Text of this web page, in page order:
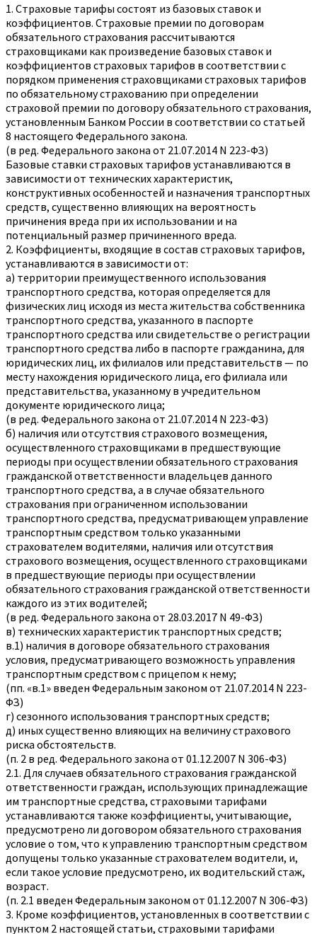
1. Страховые тарифы состоят из базовых ставок и
коэффициентов. Страховые премии по договорам
обязательного страхования рассчитываются
страховщиками как произведение базовых ставок и
коэффициентов страховых тарифов в соответствии с
порядком применения страховщиками страховых тарифов
по обязательному страхованию при определении
страховой премии по договору обязательного страхования,
установленным Банком России в соответствии со статьей
8 настоящего Федерального закона.
(в ред. Федерального закона от 21.07.2014 N 223-ФЗ)
Базовые ставки страховых тарифов устанавливаются в
зависимости от технических характеристик,
конструктивных особенностей и назначения транспортных
средств, существенно влияющих на вероятность
причинения вреда при их использовании и на
потенциальный размер причиненного вреда.
2. Коэффициенты, входящие в состав страховых тарифов,
устанавливаются в зависимости от:
а) территории преимущественного использования
транспортного средства, которая определяется для
физических лиц исходя из места жительства собственника
транспортного средства, указанного в паспорте
транспортного средства или свидетельстве о регистрации
транспортного средства либо в паспорте гражданина, для
юридических лиц, их филиалов или представительств — по
месту нахождения юридического лица, его филиала или
представительства, указанному в учредительном
документе юридического лица;
(в ред. Федерального закона от 21.07.2014 N 223-ФЗ)
б) наличия или отсутствия страхового возмещения,
осуществленного страховщиками в предшествующие
периоды при осуществлении обязательного страхования
гражданской ответственности владельцев данного
транспортного средства, а в случае обязательного
страхования при ограниченном использовании
транспортного средства, предусматривающем управление
транспортным средством только указанными
страхователем водителями, наличия или отсутствия
страхового возмещения, осуществленного страховщиками
в предшествующие периоды при осуществлении
обязательного страхования гражданской ответственности
каждого из этих водителей;
(в ред. Федерального закона от 28.03.2017 N 49-ФЗ)
в) технических характеристик транспортных средств;
в.1) наличия в договоре обязательного страхования
условия, предусматривающего возможность управления
транспортным средством с прицепом к нему;
(пп. «в.1» введен Федеральным законом от 21.07.2014 N 223-
ФЗ)
г) сезонного использования транспортных средств;
д) иных существенно влияющих на величину страхового
риска обстоятельств.
(п. 2 в ред. Федерального закона от 01.12.2007 N 306-ФЗ)
2.1. Для случаев обязательного страхования гражданской
ответственности граждан, использующих принадлежащие
им транспортные средства, страховыми тарифами
устанавливаются также коэффициенты, учитывающие,
предусмотрено ли договором обязательного страхования
условие о том, что к управлению транспортным средством
допущены только указанные страхователем водители, и,
если такое условие предусмотрено, их водительский стаж,
возраст.
(п. 2.1 введен Федеральным законом от 01.12.2007 N 306-ФЗ)
3. Кроме коэффициентов, установленных в соответствии с
пунктом 2 настоящей статьи, страховыми тарифами